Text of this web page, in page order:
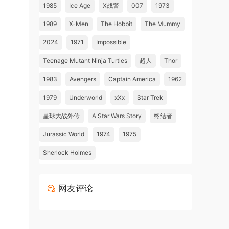
1985 Ice Age X战警 007 1973
1989 X-Men The Hobbit The Mummy
2024 1971 Impossible
Teenage Mutant Ninja Turtles 超人 Thor
1983 Avengers Captain America 1962
1979 Underworld xXx Star Trek
星球大战外传 A Star Wars Story 终结者
Jurassic World 1974 1975
Sherlock Holmes
网友评论